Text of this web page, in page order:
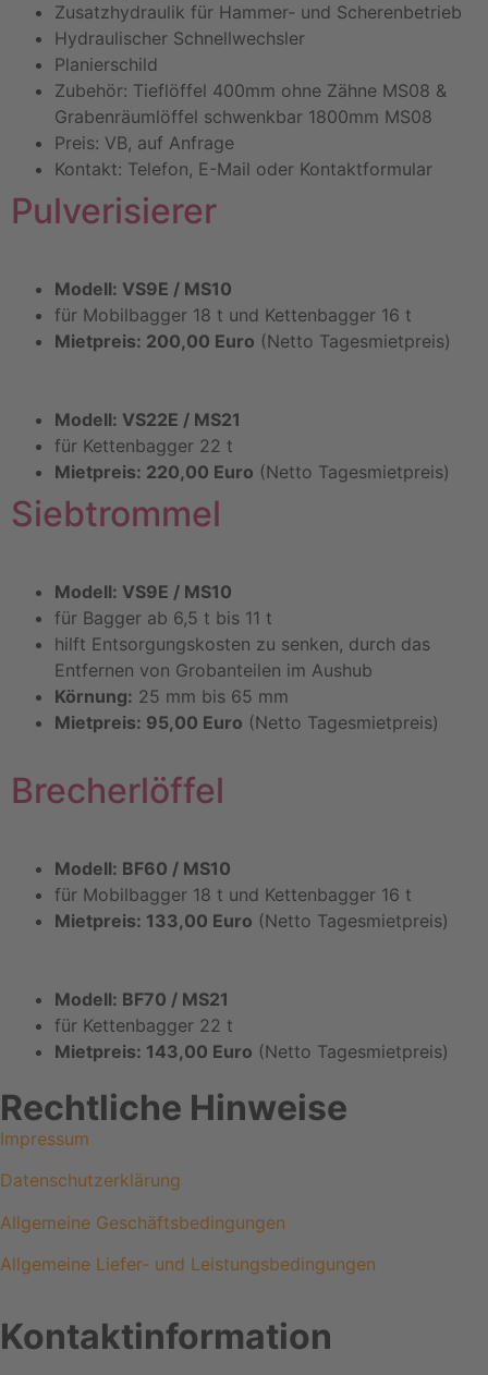
Zusatzhydraulik für Hammer- und Scherenbetrieb
Hydraulischer Schnellwechsler
Planierschild
Zubehör: Tieflöffel 400mm ohne Zähne MS08 &
Grabenräumlöffel schwenkbar 1800mm MS08
Preis: VB, auf Anfrage
Kontakt: Telefon, E-Mail oder Kontaktformular
Pulverisierer
Modell: VS9E / MS10
für Mobilbagger 18 t und Kettenbagger 16 t
Mietpreis: 200,00 Euro (Netto Tagesmietpreis)
Modell: VS22E / MS21
für Kettenbagger 22 t
Mietpreis: 220,00 Euro (Netto Tagesmietpreis)
Siebtrommel
Modell: VS9E / MS10
für Bagger ab 6,5 t bis 11 t
hilft Entsorgungskosten zu senken, durch das
Entfernen von Grobanteilen im Aushub
Körnung: 25 mm bis 65 mm
Mietpreis: 95,00 Euro (Netto Tagesmietpreis)
Brecherlöffel
Modell: BF60 / MS10
für Mobilbagger 18 t und Kettenbagger 16 t
Mietpreis: 133,00 Euro (Netto Tagesmietpreis)
Modell: BF70 / MS21
für Kettenbagger 22 t
Mietpreis: 143,00 Euro (Netto Tagesmietpreis)
Rechtliche Hinweise
Impressum
Datenschutzerklärung
Allgemeine Geschäftsbedingungen
Allgemeine Liefer- und Leistungsbedingungen
Kontaktinformation